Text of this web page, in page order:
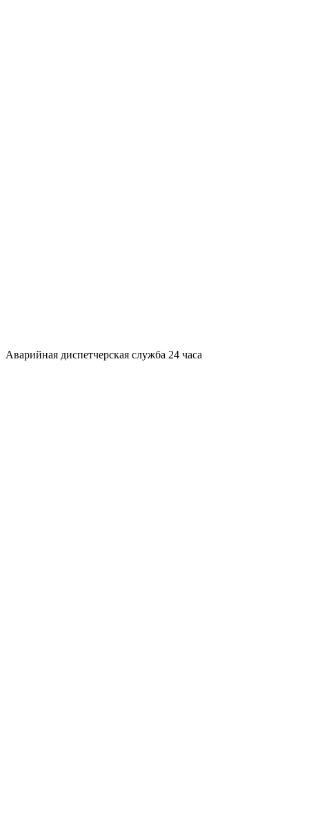
Аварийная диспетчерская служба 24 часа